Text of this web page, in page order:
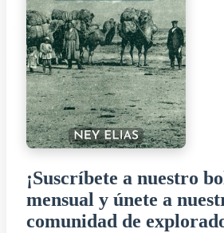
¡Suscríbete a nuestro
mensual y únete a
comunidad de